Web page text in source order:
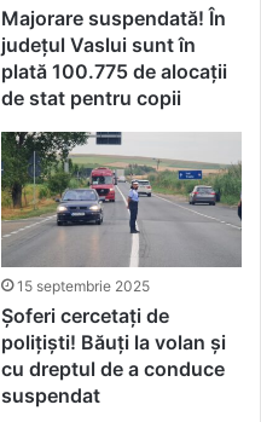
Majorare suspendată! În
județul Vaslui sunt în
plată 100.775 de alocații
de stat pentru copii
15 septembrie 2025
Șoferi cercetați de
polițiști! Băuți la volan și
cu dreptul de a conduce
suspendat